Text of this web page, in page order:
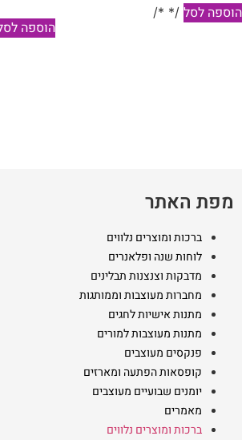
לסל /* */
הוספה לסל
מפת האתר
ברכות ומוצרים נלווים
לוחות שנה ופלאנרים
מדבקות וצנצנות תבלינים
מחברות מעוצבות וממותגות
מתנות אישיות לחגים
מתנות מעוצבות למורים
פנקסים מעוצבים
קופסאות הפתעה ומארזים
יומנים שבועיים מעוצבים
מאמרים
ברכות ומוצרים נלווים